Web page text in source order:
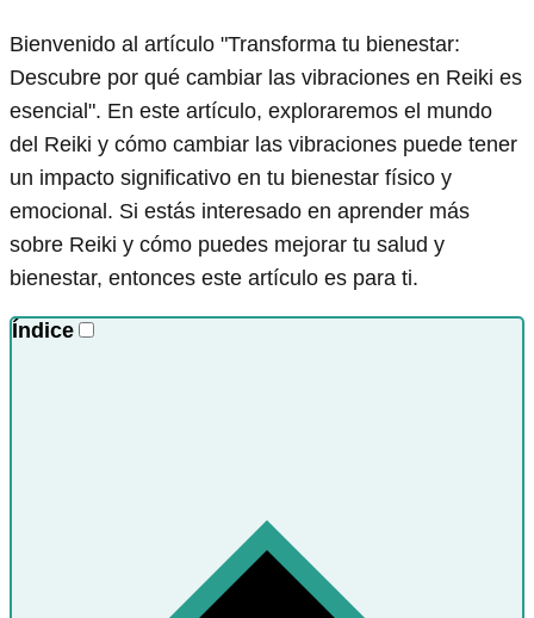
Bienvenido al artículo "Transforma tu bienestar:
Descubre por qué cambiar las vibraciones en Reiki es
esencial". En este artículo, exploraremos el mundo
del Reiki y cómo cambiar las vibraciones puede tener
un impacto significativo en tu bienestar físico y
emocional. Si estás interesado en aprender más
sobre Reiki y cómo puedes mejorar tu salud y
bienestar, entonces este artículo es para ti.
Índice